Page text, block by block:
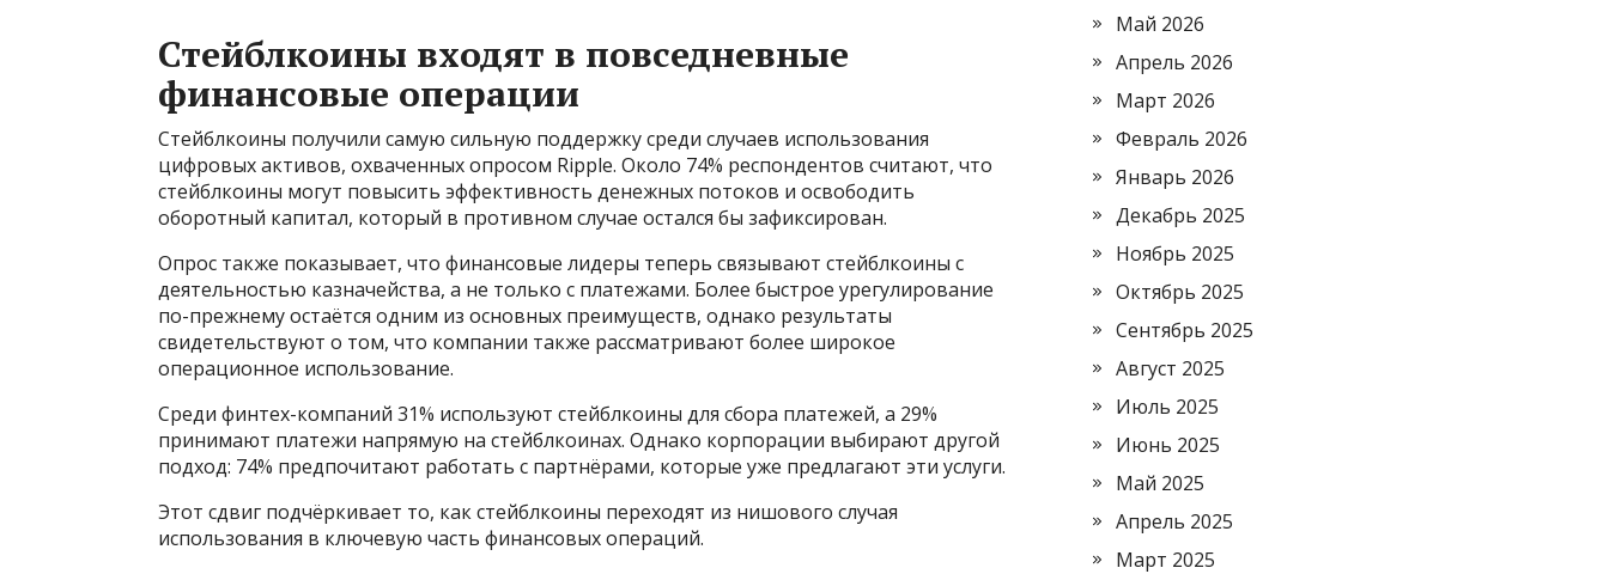
Стейблкоины входят в повседневные
финансовые операции
Стейблкоины получили самую сильную поддержку среди случаев использования
цифровых активов, охваченных опросом Ripple. Около 74% респондентов считают, что
стейблкоины могут повысить эффективность денежных потоков и освободить
оборотный капитал, который в противном случае остался бы зафиксирован.
Опрос также показывает, что финансовые лидеры теперь связывают стейблкоины с
деятельностью казначейства, а не только с платежами. Более быстрое урегулирование
по-прежнему остаётся одним из основных преимуществ, однако результаты
свидетельствуют о том, что компании также рассматривают более широкое
операционное использование.
Среди финтех-компаний 31% используют стейблкоины для сбора платежей, а 29%
принимают платежи напрямую на стейблкоинах. Однако корпорации выбирают другой
подход: 74% предпочитают работать с партнёрами, которые уже предлагают эти услуги.
Этот сдвиг подчёркивает то, как стейблкоины переходят из нишового случая
использования в ключевую часть финансовых операций.
Май 2026
Апрель 2026
Март 2026
Февраль 2026
Январь 2026
Декабрь 2025
Ноябрь 2025
Октябрь 2025
Сентябрь 2025
Август 2025
Июль 2025
Июнь 2025
Май 2025
Апрель 2025
Март 2025